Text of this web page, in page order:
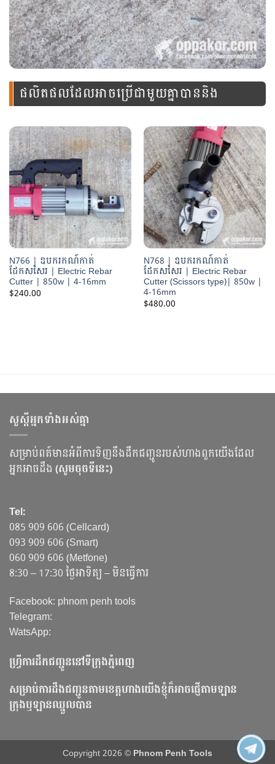
ផលិតផលដែលអាចប្រើជាមួយគ្នាបាននិង
N766 | ឧបករកណ៍កាត់
ដែកសសៃរ | Electric Rebar
Cutter | 850w | 4-16mm
$240.00
N768 | ឧបករកណ៍កាត់
ដែកសសៃរ | Electric Rebar
Cutter (Scissors type)| 850w |
4-16mm
$480.00
សួស្ដីអ្នកទាំងអស់គ្នា
សម្រាប់ពត៍មានអំពីការទិញនឹងដឹកជញ្ជូនរបស់ហាងពួកយើងដែល
អ្នកអាចដឹង (សូមចុចទីនេះ)
Tel:
085 909 606 (Cellcard)
093 909 606 (Smart)
060 909 606 (Metfone)
8:30 – 17:30 ថ្ងៃអាទិត្យ – មិនធ្វើការ
Facebook: phnom penh tools
Telegram:
WatsApp:
ហ្វ្រីការដឹកជញ្ជូននៅទីក្រុងភ្នំពេញ
សម្រាប់ការដឹងជញ្ជូនតាមខេត្តហាងយើងខ្ញុំក៏អាចផ្ញើតាមឡាន
ក្រុងឬឡានឈ្នួលបាន
Copyright 2026 ©Phnom Penh Tools